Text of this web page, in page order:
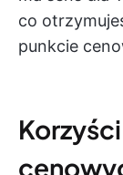
co
punkcie